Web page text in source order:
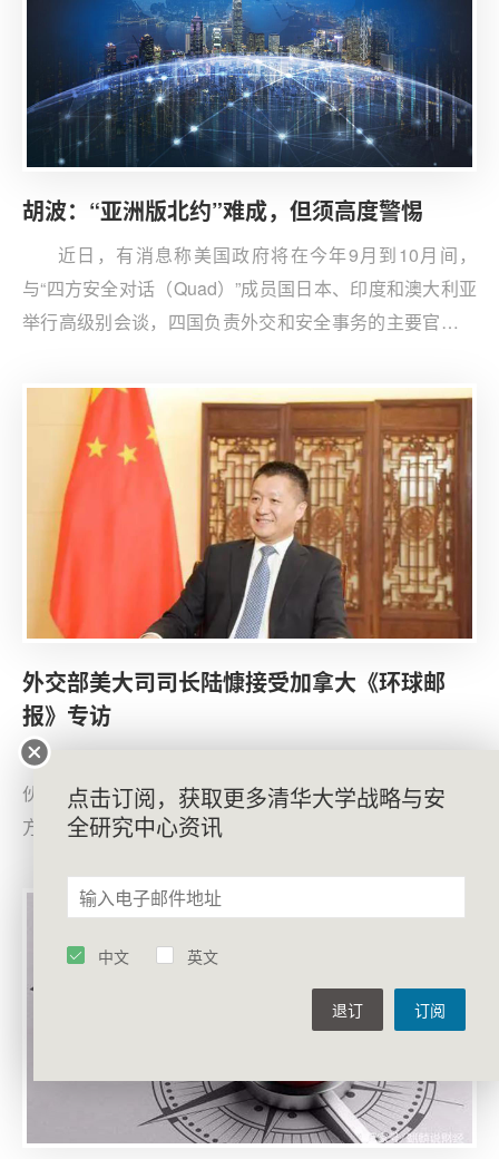
决定美国区域战略成效的主要变量。中国对此要保持战略
自信，认清美国落实区域战略的有限性，妥善处理与周边
国家的分歧，尽可能降低美国“印太战略”对中国造成的负
面影响。
胡波：“亚洲版北约”难成，但须高度警惕
近日，有消息称美国政府将在今年9月到10月间，
与“四方安全对话（Quad）”成员国日本、印度和澳大利亚
举行高级别会谈，四国负责外交和安全事务的主要官员将
于今年秋天在印度德里会谈，届时将邀请韩国、越南和新
西兰加入“四方安全对话+”。比根甚至还描绘了一个图景：
美国意图在“印太”成立一个小北约，以防范“来自中国的潜
在挑战”，而框架基础正是美印澳日“四方安全对话”。简而
言之，美国当前正极力打造“亚洲版北约”。
外交部美大司司长陆慷接受加拿大《环球邮
报》专访
伙伴关系15周年。回顾过去50年，我认为大多数时间里双
方在中加关系的很多方面都取得了巨大进展。比如，政治
是定期性的。双方建立了30多个高级别政府间合作机制，
第二大贸易伙伴、第二大进口来源地和第二大出口市场地
位，中加双边货物贸易额比建交时增长了400多倍，这是
点击订阅，获取更多清华大学战略与安
全研究中心资讯
中文 英文
订阅
退订